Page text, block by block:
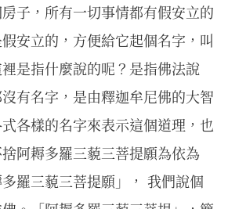
子，所有一切事情都有假安立的
安立的，方便給它起個名字，叫
是指什麼說的呢？是指佛法說
有名字，是由釋迦牟尼佛的大智
各樣的名字來表示這個道理，也
阿耨多羅三藐三菩提願為依為
羅三藐三菩提願」， 我們說個